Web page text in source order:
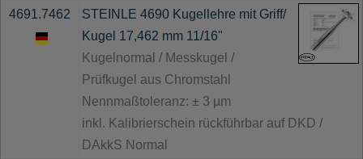
4691.7462
STEINLE 4690 Kugellehre mit Griff/
Kugel 17,462 mm 11/16"
Kugelnormal / Messkugel /
Prüfkugel aus Chromstahl
Nennmaßtoleranz: ± 3 µm
inkl. Kalibrierschein rückführbar auf DKD /
DAkkS Normal